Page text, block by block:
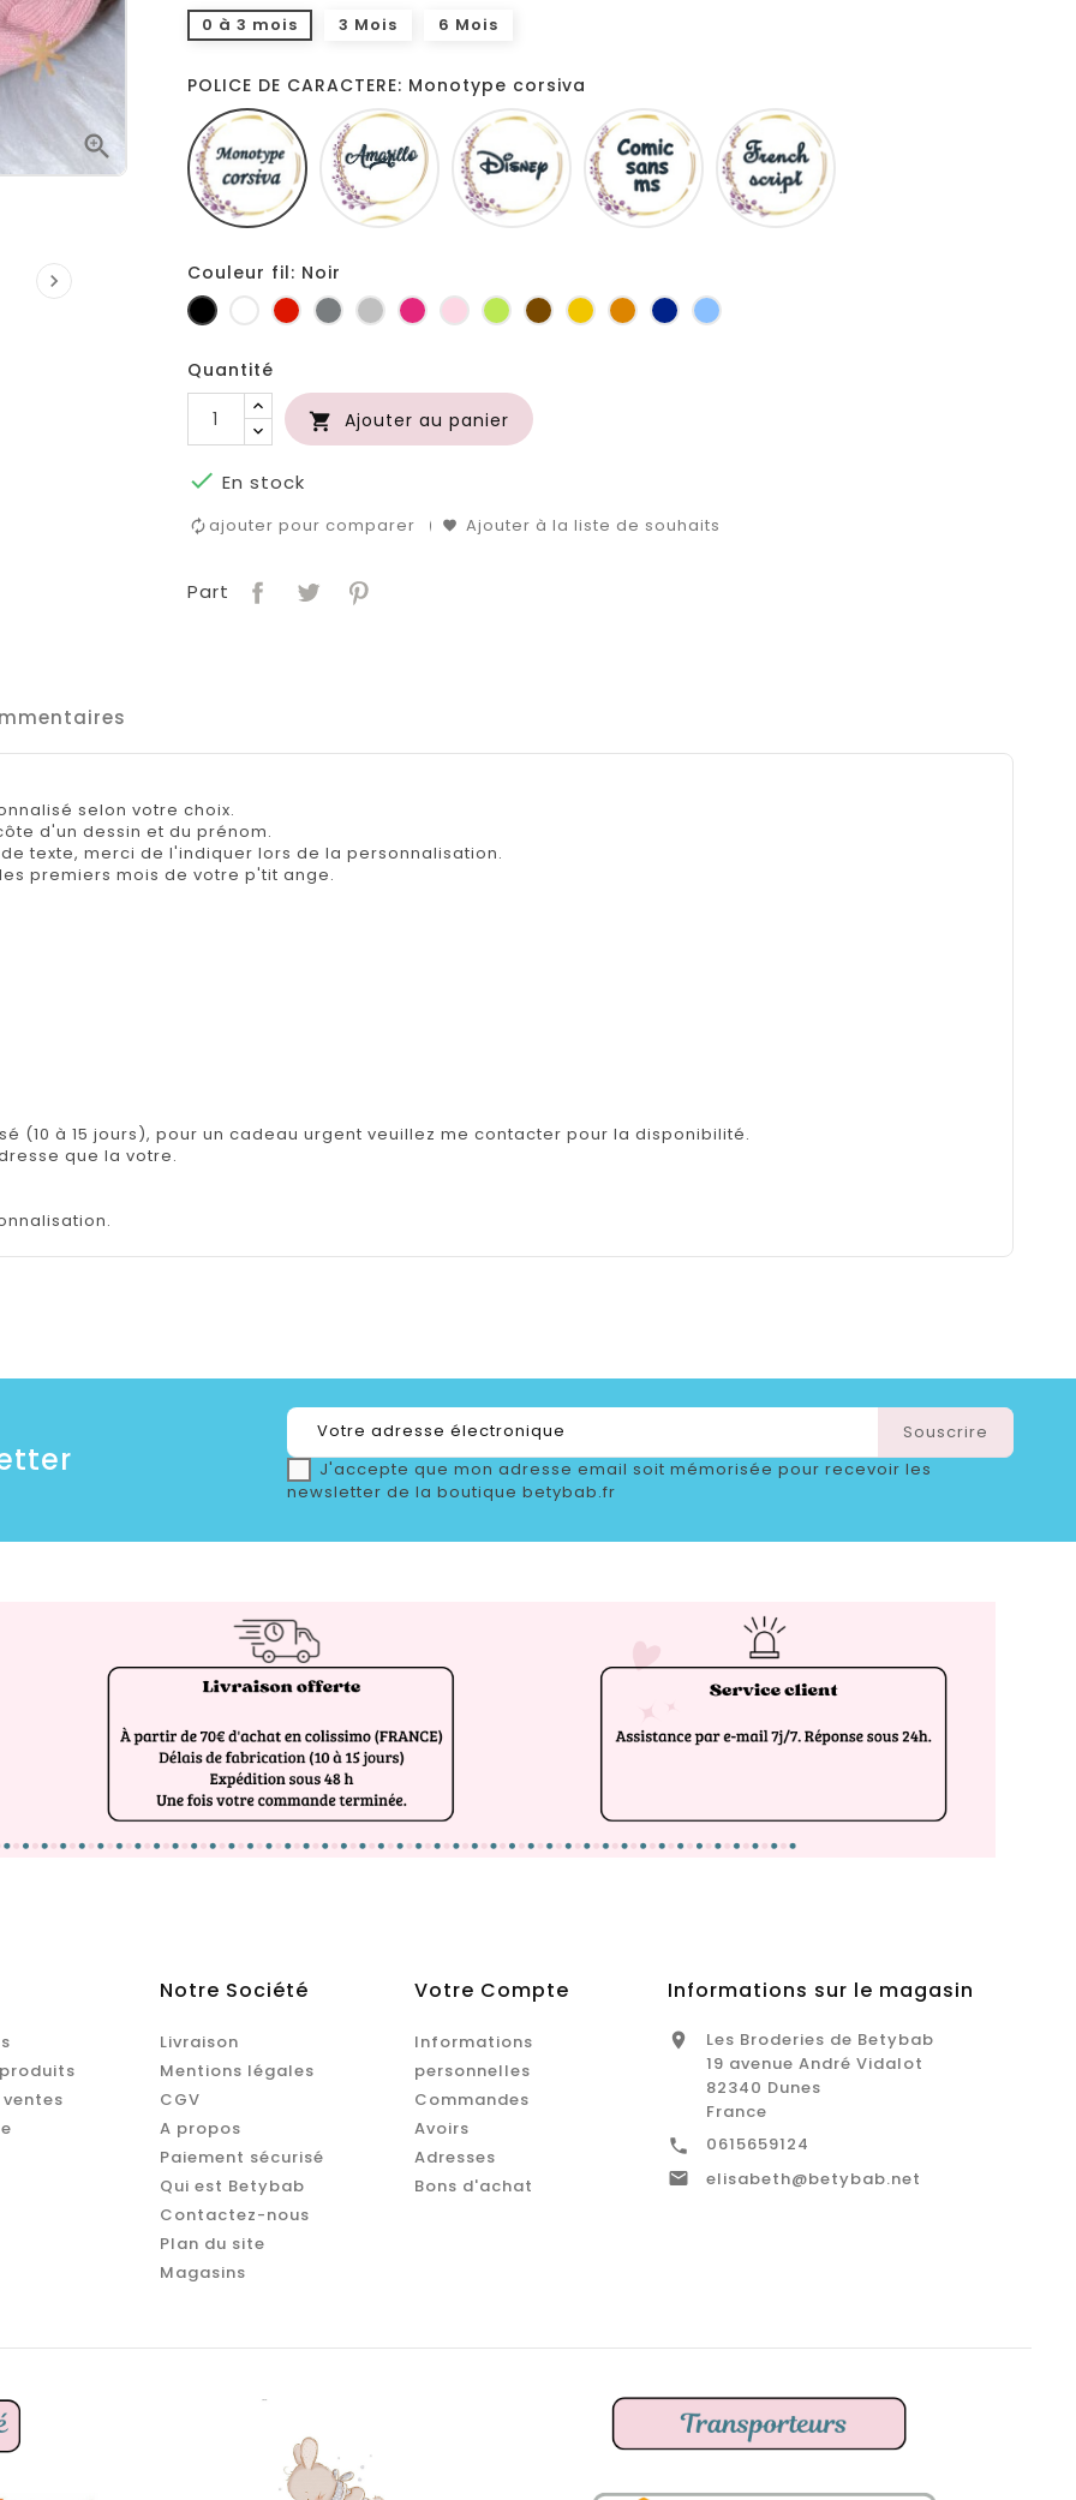


0 à 3 mois 3 Mois 6 Mois
POLICE DE CARACTERE: Monotype corsiva
Monotype
corsiva
Amarillo Disney
Comic
sans
ms
Couleur fil: Noir
Noir BlancRougeGris
foncé
Gris
clair
Fuchsia
RoseAnis MarronJaune
d'or
OrangeMarineBleu
Quantité
 Ajouter au panier
 En stock
ajouter pour comparer Ajouter à la liste de souhaits
Part
selon votre choix.
d'un dessin et du prénom.
texte, merci de l'indiquer lors de la personnalisation.
premiers mois de votre p'tit ange.
(10 à 15 jours), pour un cadeau urgent veuillez me contacter pour la disponibilité.
que la votre.
J'accepte que mon adresse email soit mémorisée pour recevoir les
newsletter de la boutique betybab.fr
Notre Société
Livraison
Mentions légales
CGV
A propos
Paiement sécurisé
Qui est Betybab
Contactez-nous
Plan du site
Magasins
Votre Compte
Informations
personnelles
Commandes
Avoirs
Adresses
Bons d'achat
Informations sur le magasin

Les Broderies de Betybab
19 avenue André Vidalot
82340 Dunes
France
 0615659124
 elisabeth@betybab.net